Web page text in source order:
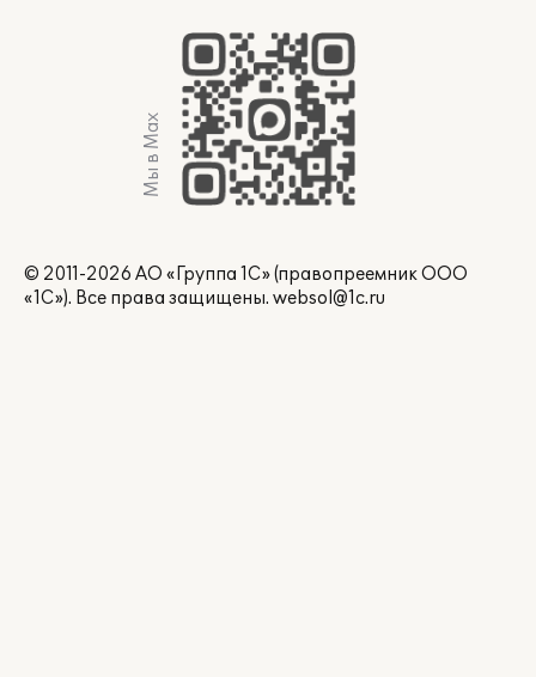
Мы в Max
© 2011-2026 АО «Группа 1С» (правопреемник ООО
«1С»). Все права защищены. websol@1c.ru